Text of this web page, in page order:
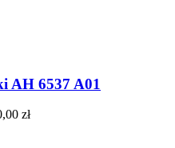
AH 6537 A01
zł